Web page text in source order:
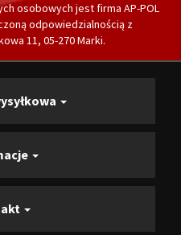
osobowych jest firma AP-POL
odpowiedzialnością z
11, 05-270 Marki.